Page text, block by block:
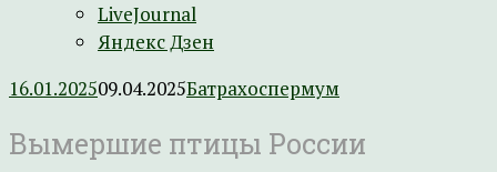
LiveJournal
Яндекс Дзен
16.01.202509.04.2025Батрахоспермум
Вымершие птицы России